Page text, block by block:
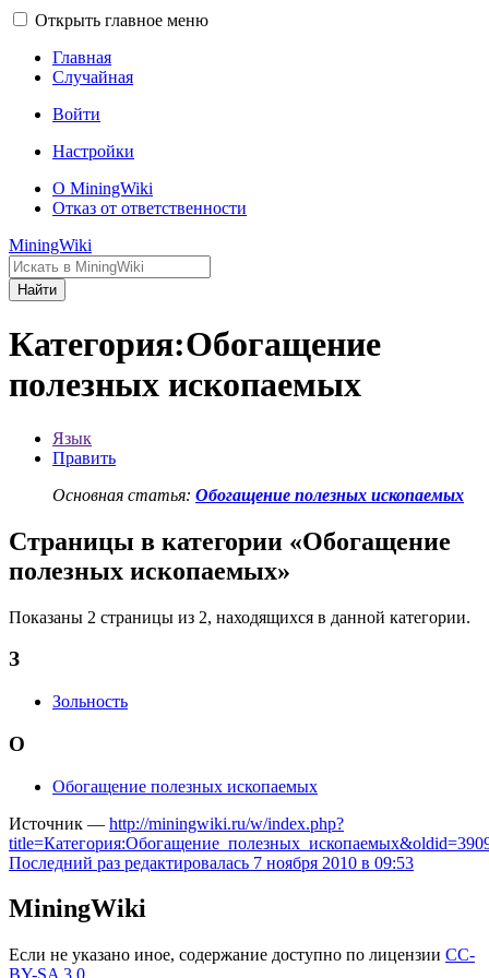
Открыть главное меню
Главная
Случайная
Войти
Настройки
О MiningWiki
Отказ от ответственности
MiningWiki
Найти
Категория:Обогащение
полезных ископаемых
Язык
Править
Основная статья: Обогащение полезных ископаемых
Страницы в категории «Обогащение
полезных ископаемых»
Показаны 2 страницы из 2, находящихся в данной категории.
З
Зольность
О
Обогащение полезных ископаемых
Источник — http://miningwiki.ru/w/index.php?
Последний раз редактировалась 7 ноября 2010 в 09:53
MiningWiki
Если не указано иное, содержание доступно по лицензии CC-